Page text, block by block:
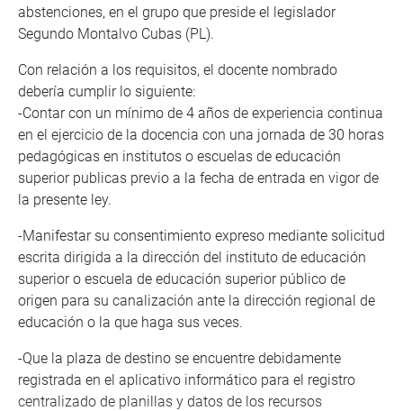
abstenciones, en el grupo que preside el legislador
Segundo Montalvo Cubas (PL).
Con relación a los requisitos, el docente nombrado
debería cumplir lo siguiente:
-Contar con un mínimo de 4 años de experiencia continua
en el ejercicio de la docencia con una jornada de 30 horas
pedagógicas en institutos o escuelas de educación
superior publicas previo a la fecha de entrada en vigor de
la presente ley.
-Manifestar su consentimiento expreso mediante solicitud
escrita dirigida a la dirección del instituto de educación
superior o escuela de educación superior público de
origen para su canalización ante la dirección regional de
educación o la que haga sus veces.
-Que la plaza de destino se encuentre debidamente
registrada en el aplicativo informático para el registro
centralizado de planillas y datos de los recursos